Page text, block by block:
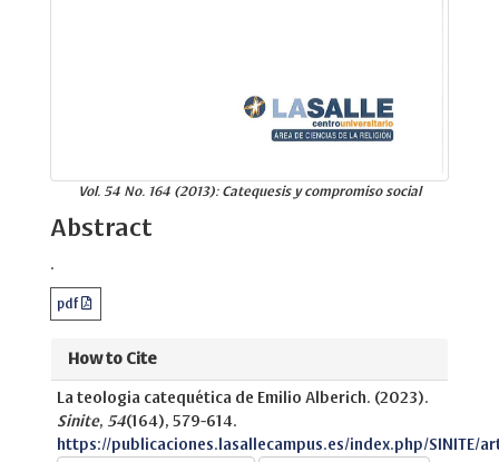
Vol. 54 No. 164 (2013): Catequesis y compromiso social
Abstract
.
pdf
How to Cite
La teologia catequética de Emilio Alberich. (2023).
Sinite, 54(164), 579-614.
https://publicaciones.lasallecampus.es/index.php/SINITE/